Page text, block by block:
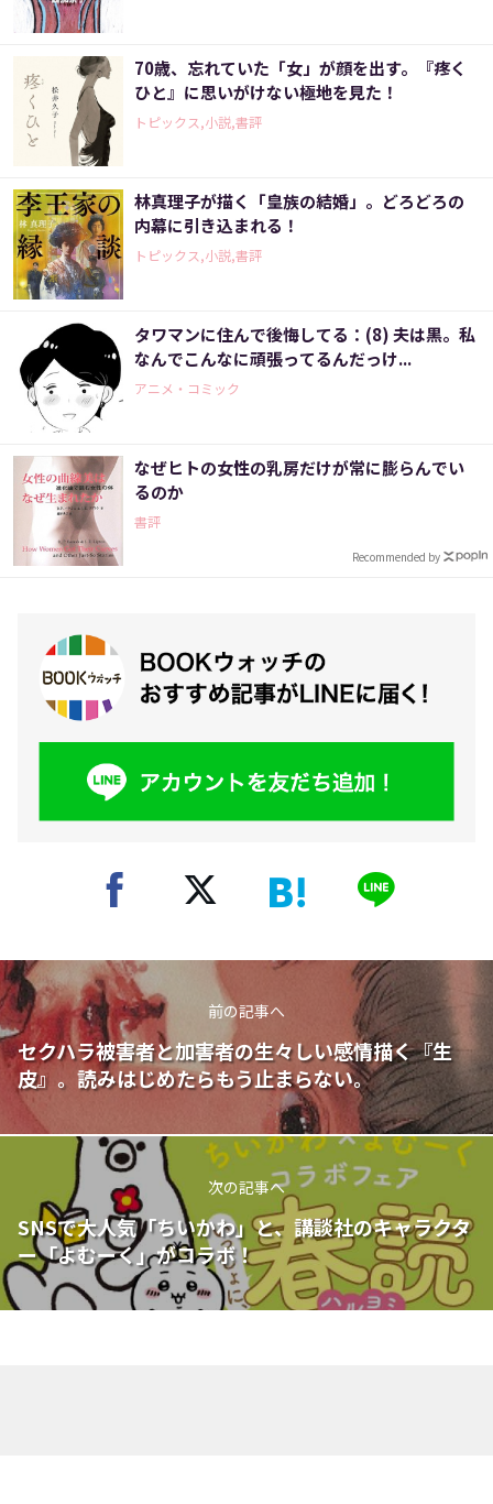
70歳、忘れていた「女」が顔を出す。『疼く
ひと』に思いがけない極地を見た！
トピックス,小説,書評
林真理子が描く「皇族の結婚」。どろどろの
内幕に引き込まれる！
トピックス,小説,書評
タワマンに住んで後悔してる：(8) 夫は黒。私
なんでこんなに頑張ってるんだっけ...
アニメ・コミック
なぜヒトの女性の乳房だけが常に膨らんでい
るのか
書評
Recommended by
前の記事へ
セクハラ被害者と加害者の生々しい感情描く『生
皮』。読みはじめたらもう止まらない。
次の記事へ
SNSで大人気「ちいかわ」と、講談社のキャラクタ
ー「よむーく」がコラボ！